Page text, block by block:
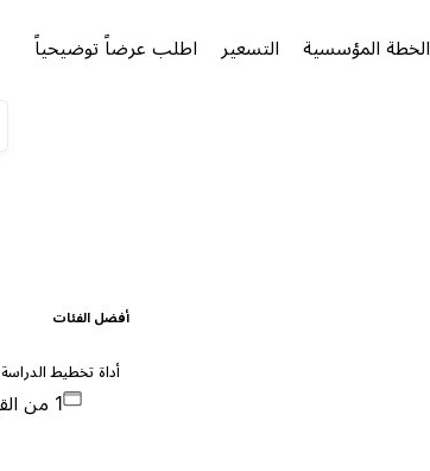
الخطة المؤسسية التسعير اطلب عرضاً توضيحياً
أفضل الفئات
أداة تخطيط الدراسة
1 من القوالب